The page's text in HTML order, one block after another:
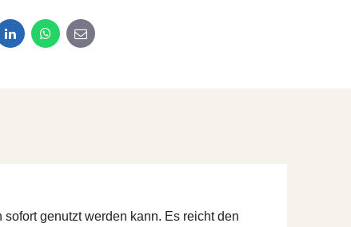
LinkedInWhatsApp
E-mail
genutzt werden kann. Es reicht den